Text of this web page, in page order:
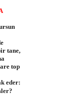
tane,
top
eder: